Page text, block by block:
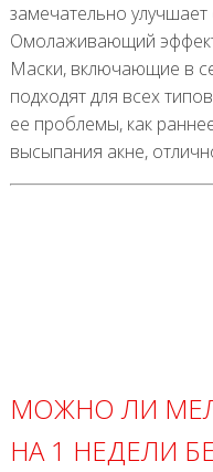
замечательно
Омолаживающий
Маски, включающие в
подходят для всех
ее проблемы, как
высыпания акне,
МОЖНО ЛИ
НА 1 НЕДЕЛИ